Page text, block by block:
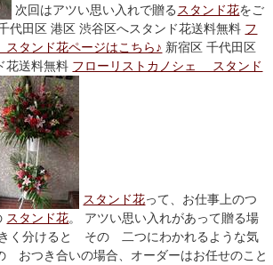
次回はアツい思い入れで贈る スタンド花をご
代田区 港区 渋谷区へスタンド花送料無料 フ
タンド花ページはこちら♪ 新宿区 千代田区
花送料無料 フローリストカノシェ スタンド
スタンド花って、お仕事上のつ
スタンド花。 アツい思い入れがあって贈る場
く分けると その 二つにわかれるような気
おつき合いの場合、オーダーはお任せのこと